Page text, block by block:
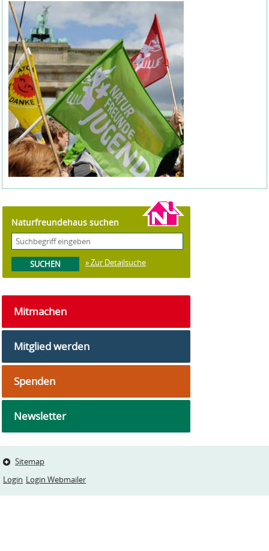
Naturfreundehaus suchen
» Zur Detailsuche
Mitmachen
Mitglied werden
Spenden
Newsletter
Sitemap
Login Login Webmailer